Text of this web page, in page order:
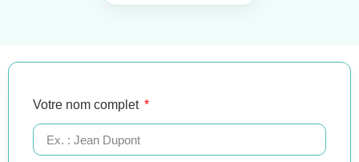
Votre nom complet